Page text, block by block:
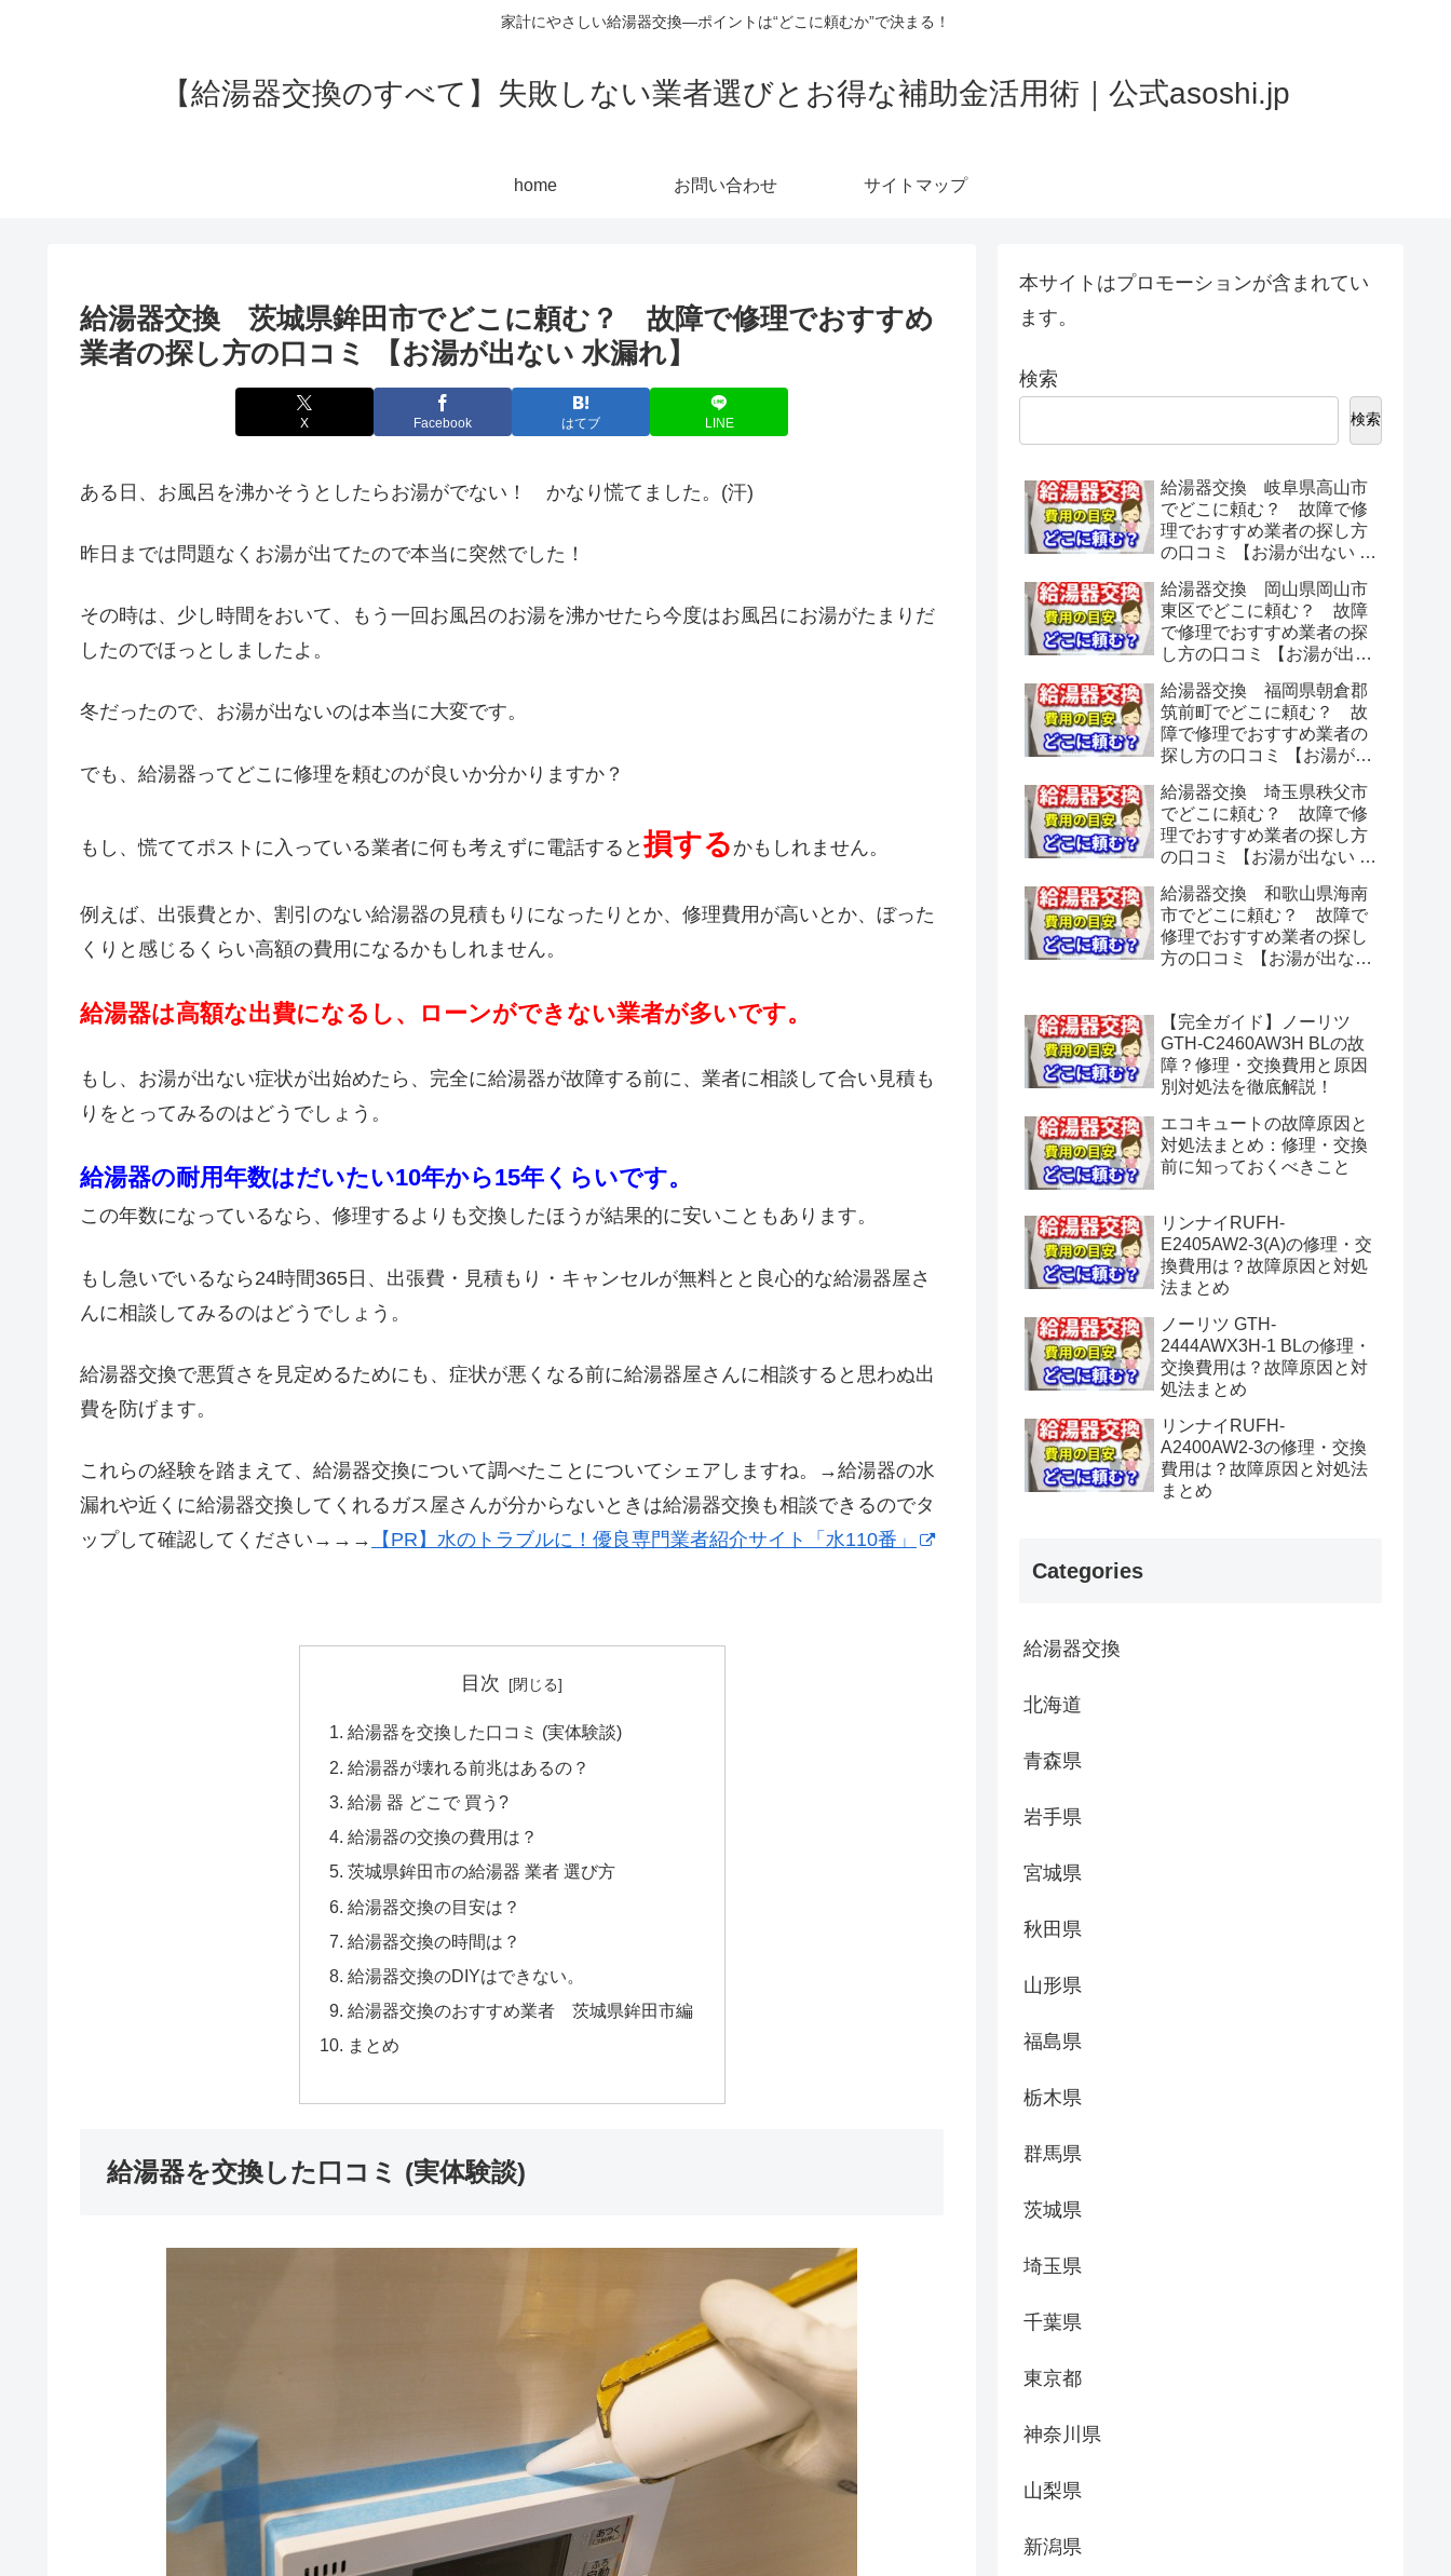
家計にやさしい給湯器交換—ポイントは“どこに頼むか”で決まる！
【給湯器交換のすべて】失敗しない業者選びとお得な補助金活用術｜公式asoshi.jp
home お問い合わせ サイトマップ
給湯器交換 茨城県鉾田市でどこに頼む？ 故障で修理でおすすめ
業者の探し方の口コミ 【お湯が出ない 水漏れ】
X Facebook はてブ LINE
ある日、お風呂を沸かそうとしたらお湯がでない！ かなり慌てました。(汗)
昨日までは問題なくお湯が出てたので本当に突然でした！
その時は、少し時間をおいて、もう一回お風呂のお湯を沸かせたら今度はお風呂にお湯がたまりだ
したのでほっとしましたよ。
冬だったので、お湯が出ないのは本当に大変です。
でも、給湯器ってどこに修理を頼むのが良いか分かりますか？
もし、慌ててポストに入っている業者に何も考えずに電話すると損する かもしれません。
例えば、出張費とか、割引のない給湯器の見積もりになったりとか、修理費用が高いとか、ぼった
くりと感じるくらい高額の費用になるかもしれません。
給湯器は高額な出費になるし、ローンができない業者が多いです。
もし、お湯が出ない症状が出始めたら、完全に給湯器が故障する前に、業者に相談して合い見積も
りをとってみるのはどうでしょう。
給湯器の耐用年数はだいたい10年から15年くらいです。
この年数になっているなら、修理するよりも交換したほうが結果的に安いこともあります。
もし急いでいるなら24時間365日、出張費・見積もり・キャンセルが無料とと良心的な給湯器屋さ
んに相談してみるのはどうでしょう。
給湯器交換で悪質さを見定めるためにも、症状が悪くなる前に給湯器屋さんに相談すると思わぬ出
費を防げます。
これらの経験を踏まえて、給湯器交換について調べたことについてシェアしますね。→給湯器の水
漏れや近くに給湯器交換してくれるガス屋さんが分からないときは給湯器交換も相談できるのでタ
ップして確認してください→→→
【PR】水のトラブルに！優良専門業者紹介サイト「水110番」
目次
給湯器を交換した口コミ (実体験談)
給湯器が壊れる前兆はあるの？
給湯 器 どこで 買う?
給湯器の交換の費用は？
茨城県鉾田市の給湯器 業者 選び方
給湯器交換の目安は？
給湯器交換の時間は？
給湯器交換のDIYはできない。
給湯器交換のおすすめ業者 茨城県鉾田市編
まとめ
給湯器を交換した口コミ (実体験談)
本サイトはプロモーションが含まれてい
ます。
検索
検索
給湯器交換 岐阜県高山市
でどこに頼む？ 故障で修
理でおすすめ業者の探し方
の口コミ 【お湯が出ない 水
給湯器交換 岡山県岡山市
東区でどこに頼む？ 故障
で修理でおすすめ業者の探
し方の口コミ 【お湯が出な
給湯器交換 福岡県朝倉郡
筑前町でどこに頼む？ 故
障で修理でおすすめ業者の
探し方の口コミ 【お湯が出
給湯器交換 埼玉県秩父市
でどこに頼む？ 故障で修
理でおすすめ業者の探し方
の口コミ 【お湯が出ない 水
給湯器交換 和歌山県海南
市でどこに頼む？ 故障で
修理でおすすめ業者の探し
方の口コミ 【お湯が出ない
【完全ガイド】ノーリツ
GTH-C2460AW3H BLの故
障？修理・交換費用と原因
別対処法を徹底解説！
エコキュートの故障原因と
対処法まとめ：修理・交換
前に知っておくべきこと
リンナイRUFH-
E2405AW2-3(A)の修理・交
換費用は？故障原因と対処
法まとめ
ノーリツ GTH-
2444AWX3H-1 BLの修理・
交換費用は？故障原因と対
処法まとめ
リンナイRUFH-
A2400AW2-3の修理・交換
費用は？故障原因と対処法
まとめ
Categories
給湯器交換
北海道
青森県
岩手県
宮城県
秋田県
山形県
福島県
栃木県
群馬県
茨城県
埼玉県
千葉県
東京都
神奈川県
山梨県
新潟県